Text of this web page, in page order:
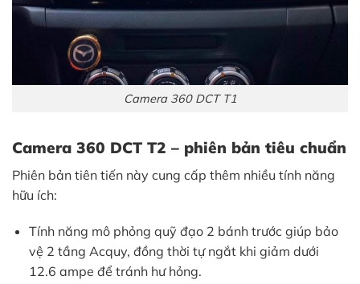
Camera 360 DCT T1
Camera 360 DCT T2 – phiên bản tiêu chuẩn
Phiên bản tiên tiến này cung cấp thêm nhiều tính năng
hữu ích:
Tính năng mô phỏng quỹ đạo 2 bánh trước giúp bảo
vệ 2 tầng Acquy, đồng thời tự ngắt khi giảm dưới
12.6 ampe để tránh hư hỏng.